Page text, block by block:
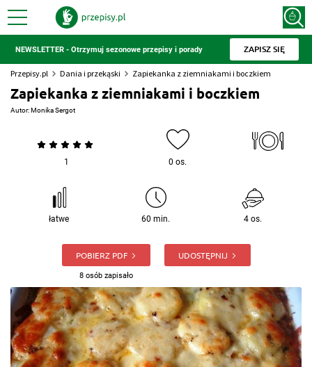
NEWSLETTER - Otrzymuj sezonowe przepisy i porady ZAPISZ SIĘ
Przepisy.pl Dania i przekąski Zapiekanka z ziemniakami i boczkiem
Zapiekanka z ziemniakami i boczkiem
Autor:Monika Sergot
1 0 os.
łatwe 60 min. 4 os.
POBIERZ PDF
8 osób zapisało
UDOSTĘPNIJ